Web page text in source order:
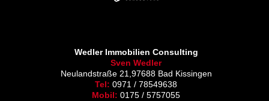
Wedler Immobilien Consulting
Sven Wedler
Neulandstraße 21,97688 Bad Kissingen
Tel: 0971 / 78549638
Mobil: 0175 / 5757055